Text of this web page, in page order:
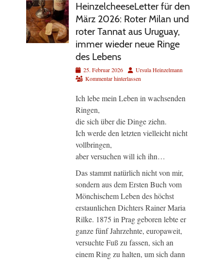
HeinzelcheeseLetter für den
März 2026: Roter Milan und
roter Tannat aus Uruguay,
immer wieder neue Ringe
des Lebens
Veröffentlicht
am
25. Februar 2026 AutorUrsula Heinzelmann
Kommentar hinterlassen
Ich lebe mein Leben in wachsenden
Ringen,
die sich über die Dinge ziehn.
Ich werde den letzten vielleicht nicht
vollbringen,
aber versuchen will ich ihn…
Das stammt natürlich nicht von mir,
sondern aus dem Ersten Buch vom
Mönchischem Leben des höchst
erstaunlichen Dichters Rainer Maria
Rilke. 1875 in Prag geboren lebte er
ganze fünf Jahrzehnte, europaweit,
versuchte Fuß zu fassen, sich an
einem Ring zu halten, um sich dann